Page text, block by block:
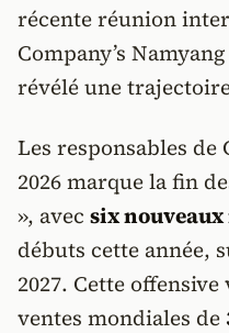
récente réunion
Company’s
révélé une
Les responsables de
2026 marque la fin
», avec six nouveaux
débuts cette année,
2027. Cette
ventes mondiales de